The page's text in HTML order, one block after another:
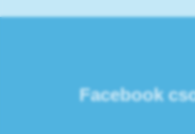
Facebook